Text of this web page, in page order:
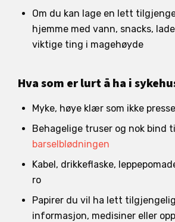
Om du kan lage en lett
hjemme med vann, snacks,
viktige ting i magehøyde
Hva som er lurt å ha i
Myke, høye klær som ikke
Behagelige truser og nok bind
barselblødningen
Kabel, drikkeflaske,
ro
Papirer du vil ha lett
informasjon, medisiner eller